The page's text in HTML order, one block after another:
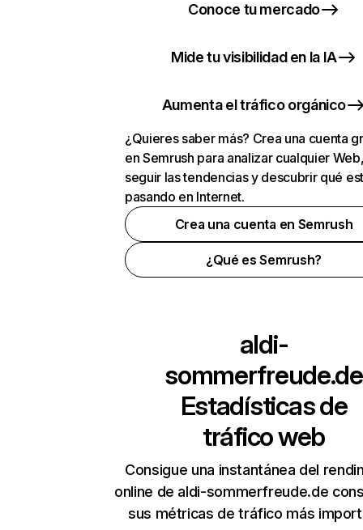
Conoce tu mercado
Mide tu visibilidad en la IA
Aumenta el tráfico orgánico
¿Quieres saber más? Crea una cuenta
en Semrush para analizar cualquier
seguir las tendencias y descubrir qué
pasando en Internet.
Crea una cuenta en Semrush
¿Qué es Semrush?
aldi-
sommerfreude.de
Estadísticas de
tráfico web
Consigue una instantánea del
online de aldi-sommerfreude.de
sus métricas de tráfico más